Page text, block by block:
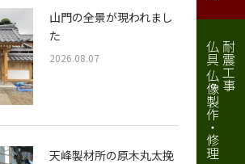
山門の全景が現われまし
た
2026.08.07
天峰製材所の原木丸太挽
耐震工事
仏具 仏像製作・修理